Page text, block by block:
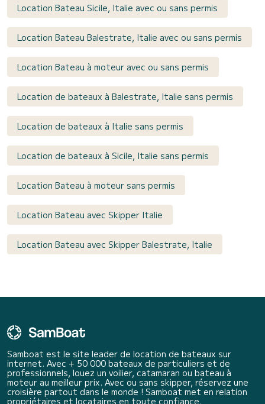
Location Bateau Sicile, Italie avec ou sans permis
Location Bateau Balestrate, Italie avec ou sans permis
Location Bateau à moteur avec ou sans permis
Location de bateaux à Balestrate, Italie sans permis
Location de bateaux à Italie sans permis
Location de bateaux à Sicile, Italie sans permis
Location Bateau à moteur sans permis
Location Bateau avec Skipper Italie
Location Bateau avec Skipper Balestrate, Italie
Samboat est le site leader de location de bateaux sur
internet. Avec + 50 000 bateaux de particuliers et de
professionnels, louez un voilier, catamaran ou bateau à
moteur au meilleur prix. Avec ou sans skipper, réservez une
croisière partout dans le monde ! Samboat met en relation
propriétaires et locataires en toute confiance.